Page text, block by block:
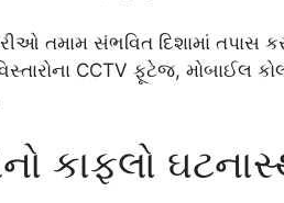
તમામ સંભવિત દિશામાં તપાસ
CCTV ફૂટેજ, મોબાઈલ
કાફલો